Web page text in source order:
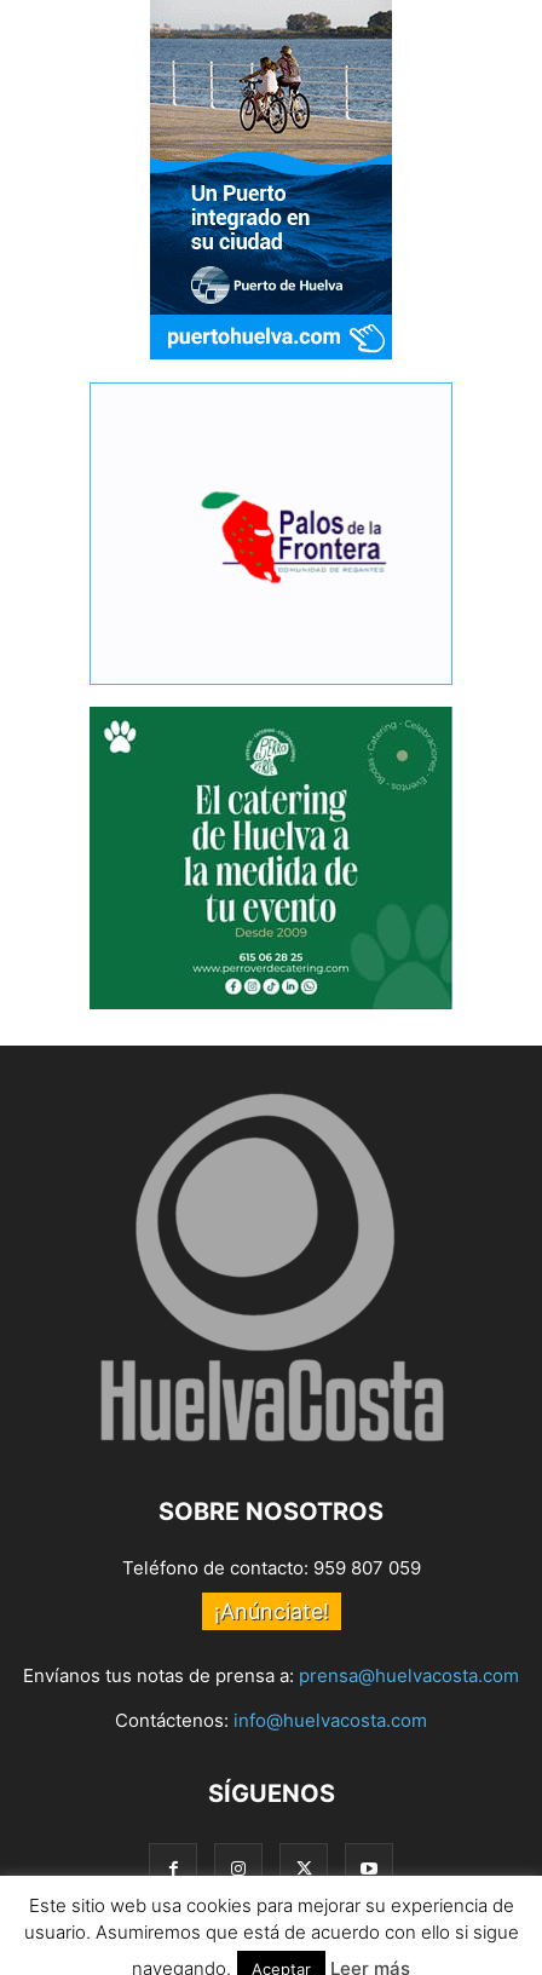
SOBRE NOSOTROS
Teléfono de contacto: 959 807 059
¡Anúnciate!
Envíanos tus notas de prensa a: prensa@huelvacosta.com
Contáctenos: info@huelvacosta.com
SÍGUENOS
© HuelvaCosta
Este sitio web usa cookies para mejorar su experiencia de
usuario. Asumiremos que está de acuerdo con ello si sigue
navegando.
Aceptar Leer más